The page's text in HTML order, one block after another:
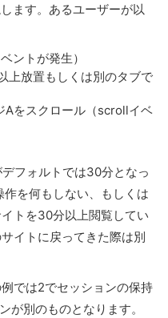
ます。あるユーザーが以
ントが発生）
上放置もしくは別のタブで
Aをスクロール（scrollイベ
フォルトでは30分となっ
を何もしない、もしくは
トを30分以上閲覧してい
イトに戻ってきた際は別
では2でセッションの保持
が別のものとなります。